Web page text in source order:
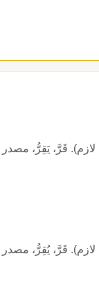
قَرَّ، يَقِرُّ،
قَرَّ، يُقِرُّ، مصدر